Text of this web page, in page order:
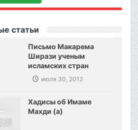
статьи
Письмо Макарема
Ширази ученым
исламских стран
июля 30, 2012
Хадисы об Имаме
Махди (а)